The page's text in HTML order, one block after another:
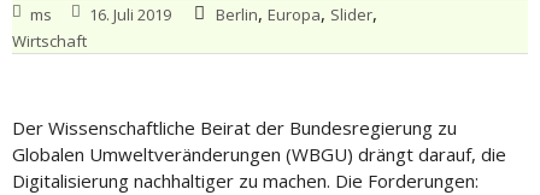
ms 16. Juli 2019 Berlin, Europa, Slider,
Wirtschaft
Der Wissenschaftliche Beirat der Bundesregierung zu
Globalen Umweltveränderungen (WBGU) drängt darauf, die
Digitalisierung nachhaltiger zu machen. Die Forderungen: